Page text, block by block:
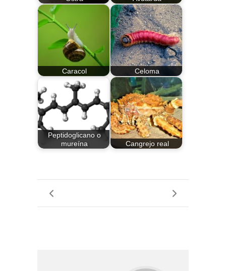
Caracol Celoma
Peptidoglicano o
mureína
Cangrejo real